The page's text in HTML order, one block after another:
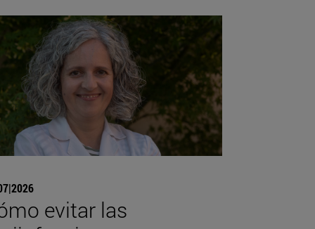
evitar las